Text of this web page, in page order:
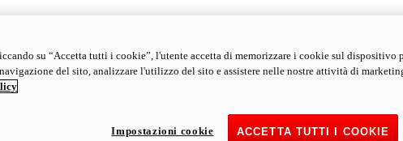
su “Accetta tutti i cookie”, l'utente accetta di memorizzare i cookie sul dispositivo
del sito, analizzare l'utilizzo del sito e assistere nelle nostre attività di
ACCETTA TUTTI I COOKIE
Impostazioni cookie